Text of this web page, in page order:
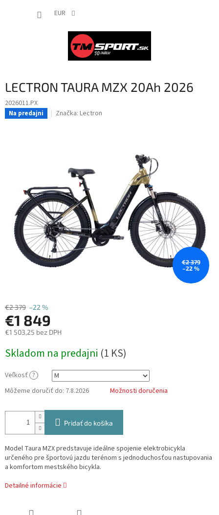
EUR
LECTRON TAURA MZX 20Ah 2026
2026011.PX
Na predajni Značka: Lectron
€2 379
–22 %
€2 379 –22 %
€1 849
€1 503,25 bez DPH
cena:
Skladom na predajni (1 KS)
Veľkosť ?
Môžeme doručiť do: 7.8.2026 Možnosti doručenia
Pridať do košíka
Model Taura MZX predstavuje ideálne spojenie elektrobicykla
určeného pre športovú jazdu terénom s jednoduchosťou nastupovania
a komfortom mestského bicykla.
Detailné informácie